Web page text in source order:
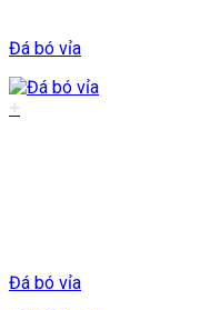
Đá bó vỉa
Đá bó vỉa